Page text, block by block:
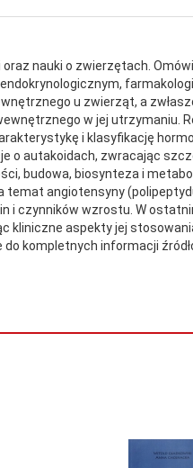
nauki o zwierzętach.
u zwierząt, a
w jej utrzymaniu.
i klasyfikację
o autakoidach, zwracając
budowa, biosynteza i
temat angiotensyny
i czynników wzrostu. W
kliniczne aspekty jej
kompletnych informacji